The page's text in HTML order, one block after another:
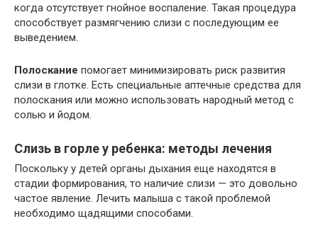
когда отсутствует гнойное воспаление. Такая процедура
способствует размягчению слизи с последующим ее
выведением.
Полоскание помогает минимизировать риск развития
слизи в глотке. Есть специальные аптечные средства для
полоскания или можно использовать народный метод с
солью и йодом.
Слизь в горле у ребенка: методы лечения
Поскольку у детей органы дыхания еще находятся в
стадии формирования, то наличие слизи — это довольно
частое явление. Лечить малыша с такой проблемой
необходимо щадящими способами.